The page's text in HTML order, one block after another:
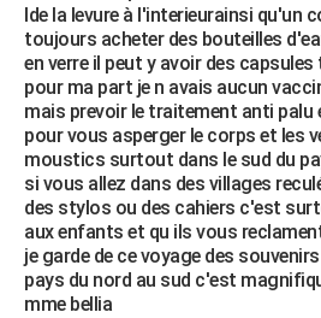
lde la levure à l'interieurainsi qu'un
toujours acheter des bouteilles
en verre il peut y avoir des
pour ma part je n avais aucun
mais prevoir le traitement anti palu
pour vous asperger le corps et les
moustics surtout dans le sud du
si vous allez dans des villages
des stylos ou des cahiers c'est
aux enfants et qu ils vous
je garde de ce voyage des
pays du nord au sud c'est
mme bellia